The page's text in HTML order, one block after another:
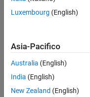
Luxembourg (English)
Asia-Pacifico
Australia (English)
India (English)
New Zealand (English)